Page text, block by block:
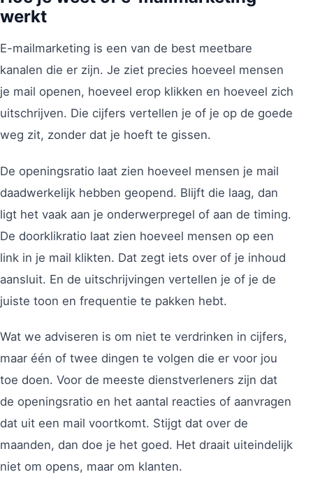
werkt
E-mailmarketing is een van de best meetbare
kanalen die er zijn. Je ziet precies hoeveel mensen
je mail openen, hoeveel erop klikken en hoeveel zich
uitschrijven. Die cijfers vertellen je of je op de goede
weg zit, zonder dat je hoeft te gissen.
De openingsratio laat zien hoeveel mensen je mail
daadwerkelijk hebben geopend. Blijft die laag, dan
ligt het vaak aan je onderwerpregel of aan de timing.
De doorklikratio laat zien hoeveel mensen op een
link in je mail klikten. Dat zegt iets over of je inhoud
aansluit. En de uitschrijvingen vertellen je of je de
juiste toon en frequentie te pakken hebt.
Wat we adviseren is om niet te verdrinken in cijfers,
maar één of twee dingen te volgen die er voor jou
toe doen. Voor de meeste dienstverleners zijn dat
de openingsratio en het aantal reacties of aanvragen
dat uit een mail voortkomt. Stijgt dat over de
maanden, dan doe je het goed. Het draait uiteindelijk
niet om opens, maar om klanten.